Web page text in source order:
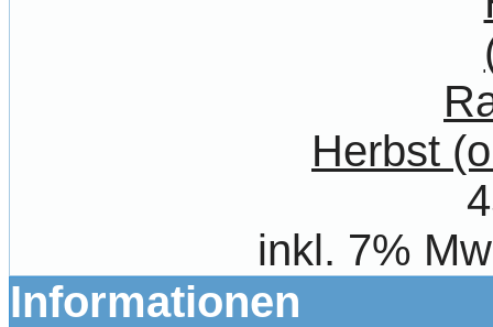
Herbst
inkl. 7%
Informationen